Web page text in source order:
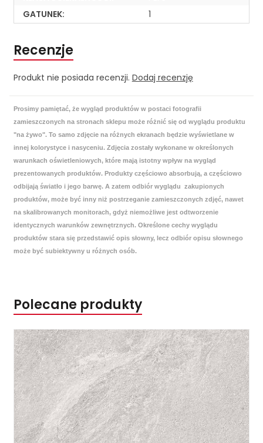
GATUNEK:
1
Recenzje
Produkt nie posiada recenzji. Dodaj recenzję
Prosimy pamiętać, że wygląd produktów w postaci fotografii
zamieszczonych na stronach sklepu może różnić się od wyglądu produktu
"na żywo". To samo zdjęcie na różnych ekranach będzie wyświetlane w
innej kolorystyce i nasyceniu. Zdjęcia zostały wykonane w określonych
warunkach oświetleniowych, które mają istotny wpływ na wygląd
prezentowanych produktów. Produkty częściowo absorbują, a częściowo
odbijają światło i jego barwę. A zatem odbiór wyglądu zakupionych
produktów, może być inny niż postrzeganie zamieszczonych zdjęć, nawet
na skalibrowanych monitorach, gdyż niemożliwe jest odtworzenie
identycznych warunków zewnętrznych. Określone cechy wyglądu
produktów stara się przedstawić opis słowny, lecz odbiór opisu słownego
może być subiektywny u różnych osób.
Polecane produkty